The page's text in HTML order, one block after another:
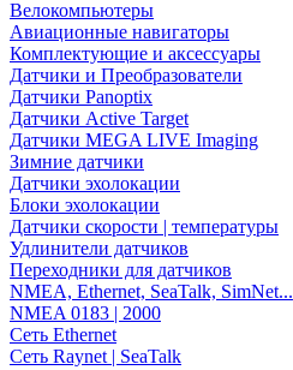
Велокомпьютеры
Авиационные навигаторы
Комплектующие и аксессуары
Датчики и Преобразователи
Датчики Panoptix
Датчики Active Target
Датчики MEGA LIVE Imaging
Зимние датчики
Датчики эхолокации
Блоки эхолокации
Датчики скорости | температуры
Удлинители датчиков
Переходники для датчиков
NMEA, Ethernet, SeaTalk, SimNet...
NMEA 0183 | 2000
Сеть Ethernet
Сеть Raynet | SeaTalk